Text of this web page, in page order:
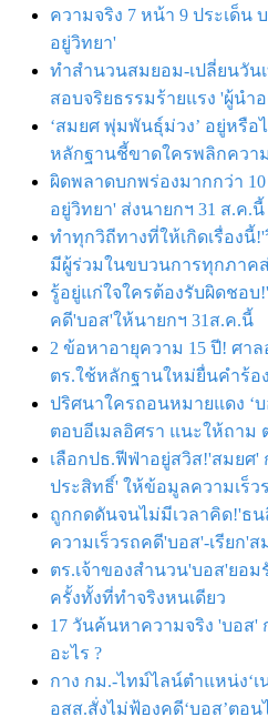
ความจริง 7 หน้า 9 ประเด็น
อยู่วิทยา'
ทำสำนวนสมยอม-เปลี่ยนวัน
สอบจริยธรรมร้ายแรง 'ผู้นำ
‘สมยศ พุ่มพันธุ์ม่วง’ อยู่หรือ
หลักฐานชี้ขาดใครพลิกควา
ผิดพลาดบกพร่องมากกว่า
อยู่วิทยา' ส่งนายกฯ 31 ส.ค.นี้
ทำทุกวิถีทางที่ให้เกิดเรื่องนี้
มีผู้ร่วมในขบวนการทุกภาค
รู้อยู่แก่ใจใครต้องรับผิดชอบ
คดี'บอส'ให้นายกฯ 31ส.ค.นี้
2 ข้อหาอายุความ 15 ปี! ศา
ตร.ใช้หลักฐานใหม่ยื่นคำร้อง
ปริศนาใครถอนหมายแดง ‘
ตอบอีเมลอิศรา แนะให้ถาม
เลือกปธ.ฟีฟ่าอยู่สวิส!'สมยศ'
ประสิทธิ์' ให้ข้อมูลความเร็ว
ถูกกดดันจนไม่มีเวลาคิด!'ธน
ความเร็วรถคดี'บอส'-เรียก'
ตร.เจ้าของสำนวน'บอส'ยอ
ครั้งทั้งที่ทำจริงหนเดียว
17 วันค้นหาความจริง 'บอส'
อะไร ?
กาง กม.-ไทม์ไลน์ตำแหน่ง‘
อสส.สั่งไม่ฟ้องคดี‘บอส’ตอน